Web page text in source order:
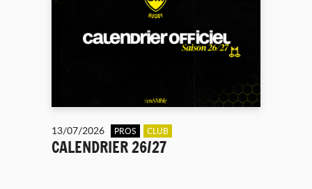
13/07/2026 PROS CLUB
CALENDRIER 26/27